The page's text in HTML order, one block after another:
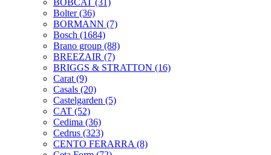
BOBCAT (31)
Bolter(36)
BORMANN (7)
Bosch (1684)
Brano group (88)
BREEZAIR (7)
BRIGGS & STRATTON (16)
Carat (9)
Casals (20)
Castelgarden (5)
CAT (52)
Cedima (36)
Cedrus (323)
CENTO FERARRA (8)